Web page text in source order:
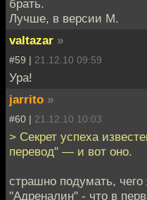
брать.
Лучше, в версии М.
valtazar »
#59 | 21.12.10 09:59
Ура!
jarrito »
#60 | 21.12.10 10:03
> Секрет успеха
перевод" — и вот оно.
страшно подумать, чего
"Адреналин" - что в